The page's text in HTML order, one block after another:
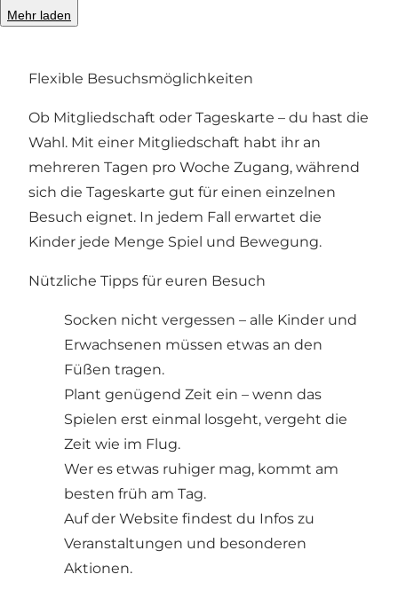
Mehr laden
Ausruhen, Zuschauen oder für eine Tasse
Flexible Besuchsmöglichkeiten
Ob Mitgliedschaft oder Tageskarte – du hast die
Wahl. Mit einer Mitgliedschaft habt ihr an
mehreren Tagen pro Woche Zugang, während
sich die Tageskarte gut für einen einzelnen
Besuch eignet. In jedem Fall erwartet die
Kinder jede Menge Spiel und Bewegung.
Nützliche Tipps für euren Besuch
Socken nicht vergessen – alle Kinder und
Erwachsenen müssen etwas an den
Füßen tragen.
Plant genügend Zeit ein – wenn das
Spielen erst einmal losgeht, vergeht die
Zeit wie im Flug.
Wer es etwas ruhiger mag, kommt am
besten früh am Tag.
Auf der Website findest du Infos zu
Veranstaltungen und besonderen
Aktionen.